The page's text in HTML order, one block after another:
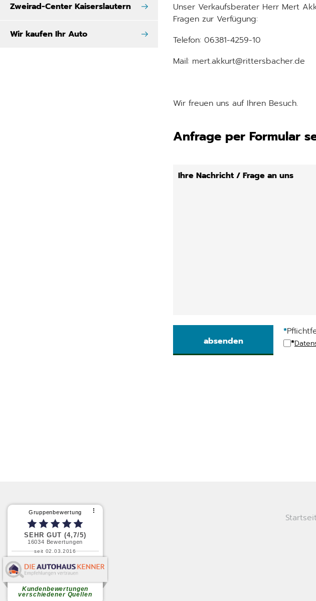
Zweirad-Center Kaiserslautern
Wir kaufen Ihr Auto
Unser Verkaufsberater Herr Mert
Fragen zur Verfügung:
Telefon: 06381-4259-10
Mail: mert.akkurt@rittersbacher.de
Wir freuen uns auf Ihren Besuch.
Anfrage per Formular
*
*